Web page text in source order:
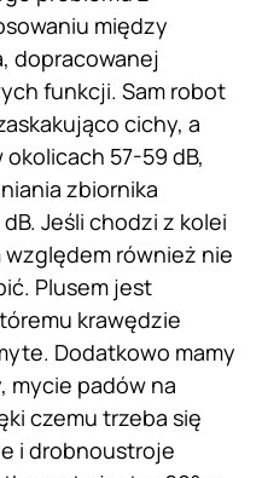
między
dopracowanej
funkcji. Sam robot
cichy, a
57-59 dB,
zbiornika
Jeśli chodzi z kolei
również nie
Plusem jest
krawędzie
Dodatkowo mamy
mycie padów na
czemu trzeba się
i drobnoustroje